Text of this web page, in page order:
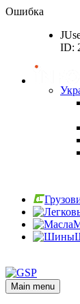
Ошибка
ID:
Main menu